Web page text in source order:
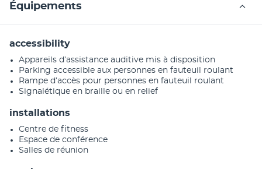
Équipements
accessibility
Appareils d’assistance auditive mis à disposition
Parking accessible aux personnes en fauteuil roulant
Rampe d’accès pour personnes en fauteuil roulant
Signalétique en braille ou en relief
installations
Centre de fitness
Espace de conférence
Salles de réunion